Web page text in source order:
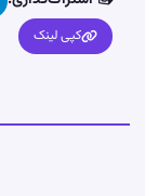
کپی لینک